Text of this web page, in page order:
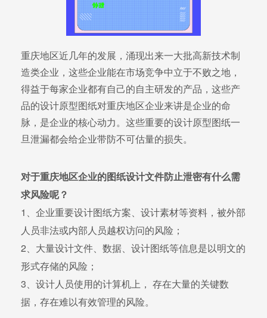
重庆地区近几年的发展，涌现出来一大批高新技术制
造类企业，这些企业能在市场竞争中立于不败之地，
得益于每家企业都有自己的自主研发的产品，这些产
品的设计原型图纸对重庆地区企业来讲是企业的命
脉，是企业的核心动力。这些重要的设计原型图纸一
旦泄漏都会给企业带防不可估量的损失。
对于重庆地区企业的图纸设计文件防止泄密有什么需
求风险呢？
1、企业重要设计图纸方案、设计素材等资料，被外部
人员非法或内部人员越权访问的风险；
2、大量设计文件、数据、设计图纸等信息是以明文的
形式存储的风险；
3、设计人员使用的计算机上， 存在大量的关键数
据，存在难以有效管理的风险。